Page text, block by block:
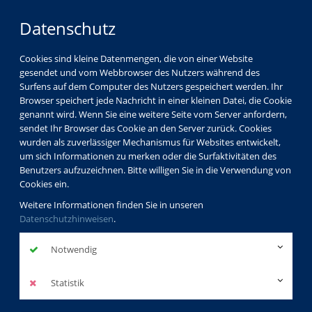
Datenschutz
Cookies sind kleine Datenmengen, die von einer Website
gesendet und vom Webbrowser des Nutzers während des
Surfens auf dem Computer des Nutzers gespeichert werden. Ihr
Browser speichert jede Nachricht in einer kleinen Datei, die Cookie
genannt wird. Wenn Sie eine weitere Seite vom Server anfordern,
sendet Ihr Browser das Cookie an den Server zurück. Cookies
wurden als zuverlässiger Mechanismus für Websites entwickelt,
um sich Informationen zu merken oder die Surfaktivitäten des
Benutzers aufzuzeichnen. Bitte willigen Sie in die Verwendung von
Cookies ein.
Weitere Informationen finden Sie in unseren
Datenschutzhinweisen.
Notwendig
Statistik